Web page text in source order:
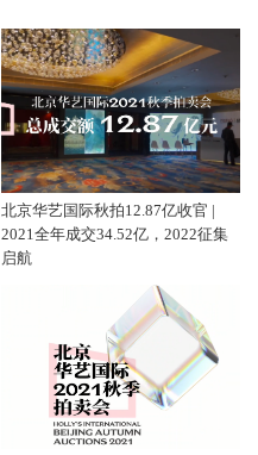
北京华艺国际秋拍12.87亿收官 |
2021全年成交34.52亿，2022征集
启航